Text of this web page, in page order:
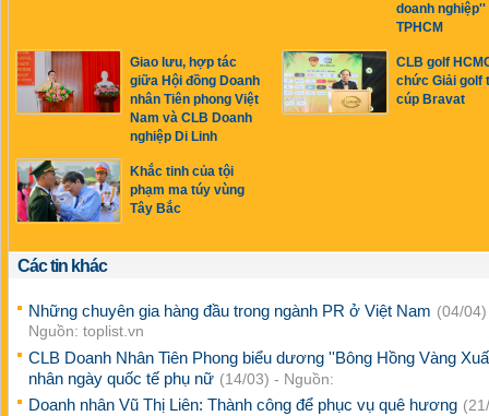
doanh nghiệp''
TPHCM
Giao lưu, hợp tác
giữa Hội đồng Doanh
nhân Tiên phong Việt
Nam và CLB Doanh
nghiệp Di Linh
CLB golf
chức Giải golf
cúp Bravat
Khắc tinh của tội
phạm ma túy vùng
Tây Bắc
Các tin khác
Những chuyên gia hàng đầu trong ngành PR ở Việt Nam (04/
Nguồn: toplist.vn
CLB Doanh Nhân Tiên Phong biểu dương ''Bông Hồng Vàng
nhân ngày quốc tế phụ nữ (14/03) - Nguồn:
Doanh nhân Vũ Thị Liên: Thành công để phục vụ quê hương